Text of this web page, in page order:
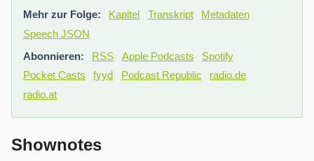
Mehr zur Folge: Kapitel Transkript
Metadaten
Speech JSON
Abonnieren:
RSS Apple Podcasts
Spotify
Pocket Casts
fyyd Podcast Republic
radio.de
radio.at
Shownotes